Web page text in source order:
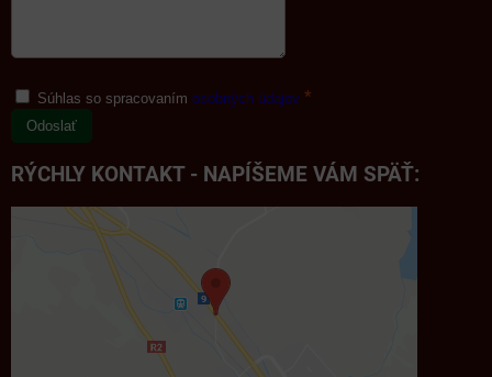
Súhlas so spracovaním osobných údajov *
Odoslať
RÝCHLY KONTAKT - NAPÍŠEME VÁM SPÄŤ: